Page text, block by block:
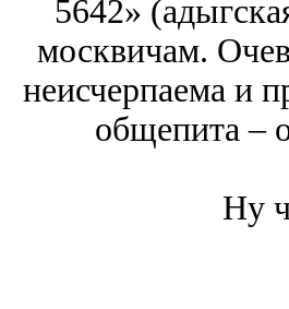
5642»
москвичам.
неисчерпаема и
общепита –
Ну